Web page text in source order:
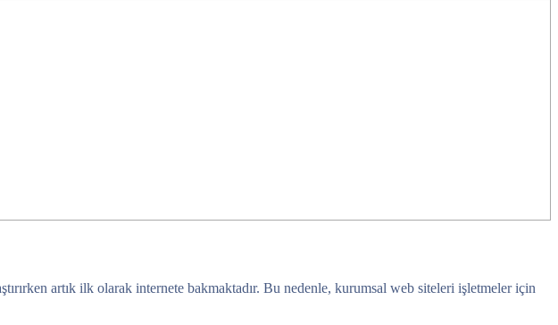
artık ilk olarak internete bakmaktadır. Bu nedenle, kurumsal web siteleri işletmeler için